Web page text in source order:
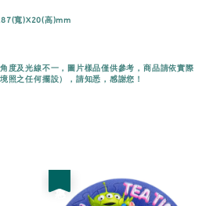
寬)X20(高)mm
度及光線不一，圖片樣品僅供參考，商品請依實際
照之任何擺設），請知悉，感謝您！